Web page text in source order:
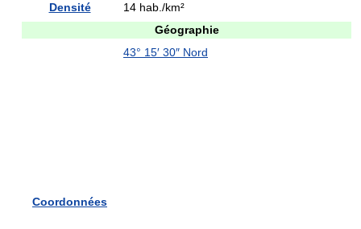
Densité
14 hab./km²
Géographie
Coordonnées
43° 15′ 30″ Nord